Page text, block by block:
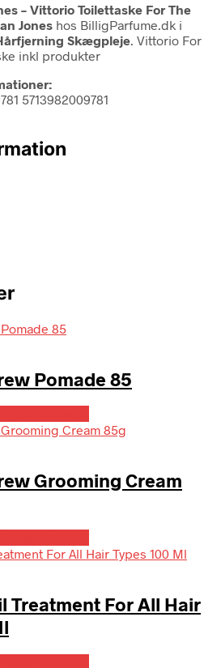
– Vittorio Toilettaske For The
Jones hos BilligParfume.dk i
Skægpleje. Vittorio For
inkl produkter
5713982009781
Pomade 85
Grooming Cream
Treatment For All Hair